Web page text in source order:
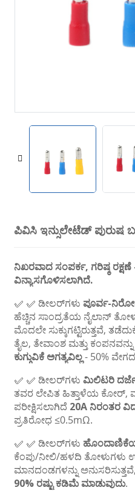
ಪಿವಿಸಿ ಇನ್ಸುಲೇಟೆಡ್ ಪುರುಷ
ನಿಖರವಾದ ಸಂಪರ್ಕ, ಗರಿಷ್ಠ ರಕ್ಷಣೆ
ವಿನ್ಯಾಸಗೊಳಿಸಲಾಗಿದೆ.
✅ ✅ ಡೀಲರ್‌ಗಳು ಪೂರ್ವ-
ಹೆಚ್ಚಿನ ಸಾಂದ್ರತೆಯ ನೈಲಾನ್
ಮೊದಲೇ ಸುಕ್ಕುಗಟ್ಟಿರುತ್ತವೆ,
ತೈಲ, ತೇವಾಂಶ ಮತ್ತು
ಕುಗ್ಗುವಿಕೆ ಅಗತ್ಯವಿಲ್ಲ- 50%
✅ ✅ ಡೀಲರ್‌ಗಳು ಮಿಲಿಟರಿ
ತವರ ಲೇಪಿತ ಹಿತ್ತಾಳೆಯ ಕೋರ್,
ಪರೀಕ್ಷಿಸಲಾಗಿದೆ 20A ನಿರಂತರ
ಪ್ರತಿರೋಧ ≤0.5mΩ.
✅ ✅ ಡೀಲರ್‌ಗಳು
ಕೆಂಪು/ನೀಲಿ/ಹಳದಿ
ಮಾನದಂಡಗಳನ್ನು ಅನುಸರಿಸುತ್ತವೆ,
90% ರಷ್ಟು ಕಡಿಮೆ ಮಾಡುವುದು.